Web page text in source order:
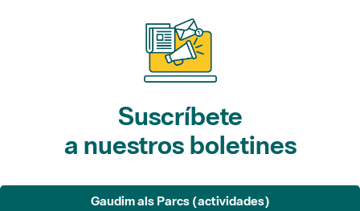
Suscríbete
a nuestros boletines
Gaudim als Parcs (actividades)